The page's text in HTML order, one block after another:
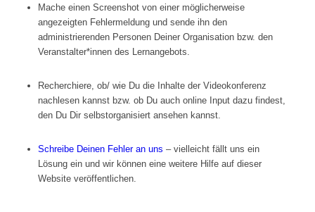
Mache einen Screenshot von einer möglicherweise
angezeigten Fehlermeldung und sende ihn den
administrierenden Personen Deiner Organisation bzw. den
Veranstalter*innen des Lernangebots.
Recherchiere, ob/ wie Du die Inhalte der Videokonferenz
nachlesen kannst bzw. ob Du auch online Input dazu findest,
den Du Dir selbstorganisiert ansehen kannst.
Schreibe Deinen Fehler an uns – vielleicht fällt uns ein
Lösung ein und wir können eine weitere Hilfe auf dieser
Website veröffentlichen.